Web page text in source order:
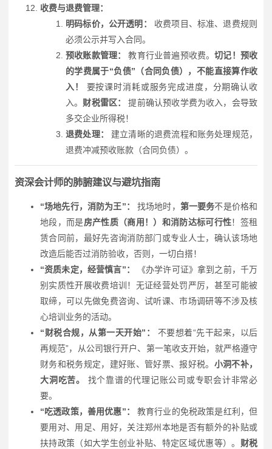
收费与退费管理：
明码标价，公开透明：
收费项目、标准、退费规则
必须公示并写入合同。
预收账款管理：
教育行业普遍预收费。切记！预收
的学费属于“负债”（合同负债），不能直接算作收
入！
要按课时消耗或服务完成进度，分期确认收
入。 财税雷区：
提前确认预收学费为收入，会导致
多交企业所得税！
退费处理：
建立清晰的退费流程和账务处理规范，
退费冲减预收账款（合同负债）。
资深会计师的肺腑建议与避坑指南
“场地先行，消防为王”： 找场地时， 第一要务不是价格和
地段，而是房产性质（商用！）和消防达标可行性！签租
赁合同前，最好先咨询消防部门或专业人士，确认该场地
改造后能否过消防验收，否则，一切白搭！
“资质未定，经营慎言”：
《办学许可证》拿到之前，千万
别实质性开展收费培训！无证经营处罚严厉，甚至可能被
取缔，可以先做免费咨询、试听课、市场调研等不涉及核
心培训业务的活动。
“财税合规，从第一天开始”：
不要想着“先干起来，以后
再规范”，从公司银行开户、第一笔收支开始，就严格遵守
财务和税务规定，建好账、管好票、报好税。 小洞不补，
大洞吃苦。
找个靠谱的代理记账公司或专职会计非常必
要。
“吃透政策，善用优惠”：
教育行业的免税政策是红利，但
要用对、用足、用好，关注郑州本地是否有额外的补贴或
扶持政策（如大学生创业补贴、特定区域优惠等）。 财税